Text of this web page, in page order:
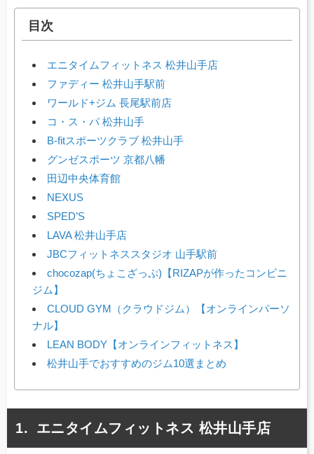
目次
エニタイムフィットネス 松井山手店
ファディー 松井山手駅前
ワールド+ジム 長尾駅前店
コ・ス・パ 松井山手
B-fitスポーツクラブ 松井山手
グンゼスポーツ 京都八幡
田辺中央体育館
NEXUS
SPED’S
LAVA 松井山手店
JBCフィットネススタジオ 山手駅前
chocozap(ちょこざっぷ)【RIZAPが作ったコンビニ
ジム】
CLOUD GYM（クラウドジム）【オンラインパーソ
ナル】
LEAN BODY【オンラインフィットネス】
松井山手でおすすめのジム10選まとめ
エニタイムフィットネス 松井山手店